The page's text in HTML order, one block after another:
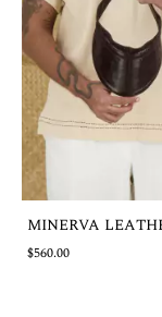
MINERVA
$560.00